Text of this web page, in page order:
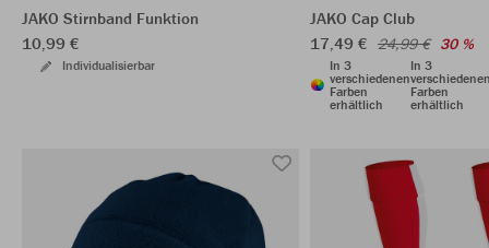
JAKO Stirnband Funktion
10,99 €
Individualisierbar
JAKO Cap Club
17,49 € 24,99 € 30 %
In 3
verschiedenen
Farben
erhältlich
In 3
Farben
erhältlich